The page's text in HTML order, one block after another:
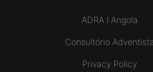
ADRA I Angola
Consultório Adventista
Privacy Policy